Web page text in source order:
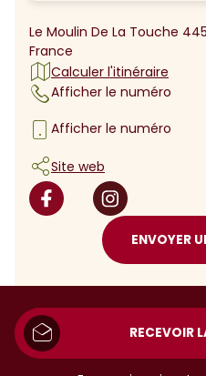
Le Moulin De La Touche
France
Calculer l'itinéraire
Afficher le numéro
Afficher le numéro
Site web
ENVOYER
RECEVOIR